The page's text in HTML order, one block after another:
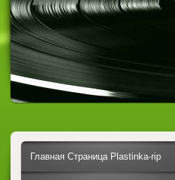
Главная Страница Plastinka-rip